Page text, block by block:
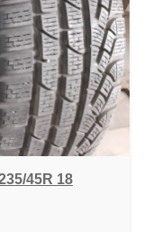
45R 18